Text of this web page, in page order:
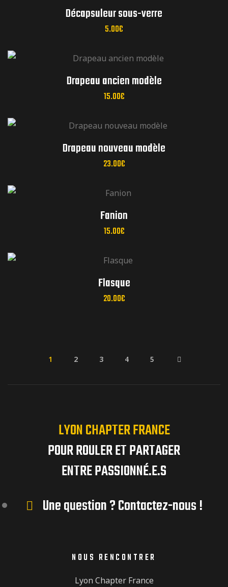
Décapsuleur sous-verre
5.00€
Drapeau ancien modèle
15.00€
Drapeau nouveau modèle
23.00€
Fanion
15.00€
Flasque
20.00€
1 2 3 4 5
LYON CHAPTER FRANCE
POUR ROULER ET PARTAGER
ENTRE PASSIONNÉ.E.S
Une question ? Contactez-nous !
NOUS RENCONTRER
Lyon Chapter France